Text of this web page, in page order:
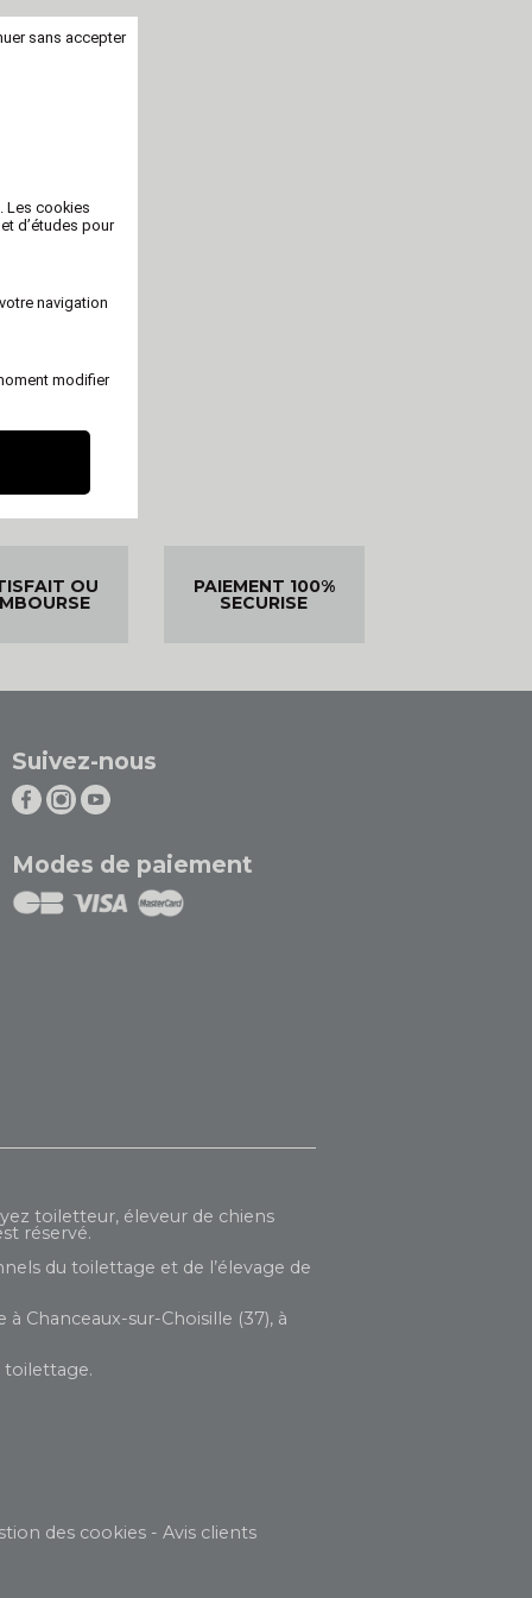
OU PAIEMENT 100%
SECURISE
Suivez-nous
Modes de paiement
toiletteur, éleveur de chiens
réservé.
du toilettage et de l’élevage de
Chanceaux-sur-Choisille (37), à
toilettage.
des cookies - Avis clients
sans accepter
Les cookies
d’études pour
navigation
modifier